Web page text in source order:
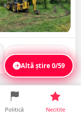
Salvează
Altă știre0/59
Politică Necitite